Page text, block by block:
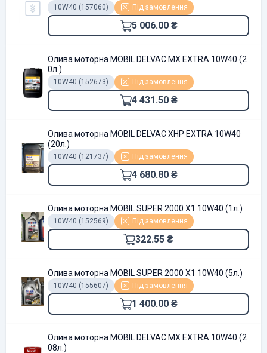
10W40 (157060) Під замовлення
5 006.00 ₴
Олива моторна MOBIL DELVAC MX EXTRA 10W40 (2
0л.)
10W40 (152673) Під замовлення
4 431.50 ₴
Олива моторна MOBIL DELVAC XHP EXTRA 10W40
(20л.)
10W40 (121737) Під замовлення
4 680.80 ₴
Олива моторна MOBIL SUPER 2000 X1 10W40 (1л.)
10W40 (152569) Під замовлення
322.55 ₴
Олива моторна MOBIL SUPER 2000 X1 10W40 (5л.)
10W40 (155607) Під замовлення
1 400.00 ₴
Олива моторна MOBIL DELVAC MX EXTRA 10W40 (2
08л.)